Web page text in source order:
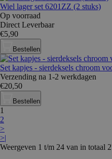
Wiel lager set 6201ZZ (2 stuks)
Op voorraad
Direct Leverbaar
€5,90
Bestellen
Set kapjes - sierdeksels chroom
Verzending na 1-2 werkdagen
€20,50
Bestellen
1
2
>
>|
Weergeven 1 t/m 24 van in totaal